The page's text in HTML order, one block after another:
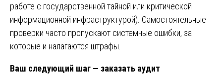
работе с государственной тайной или критической
информационной инфраструктурой). Самостоятельные
проверки часто пропускают системные ошибки, за
которые и налагаются штрафы.
Ваш следующий шаг — заказать аудит